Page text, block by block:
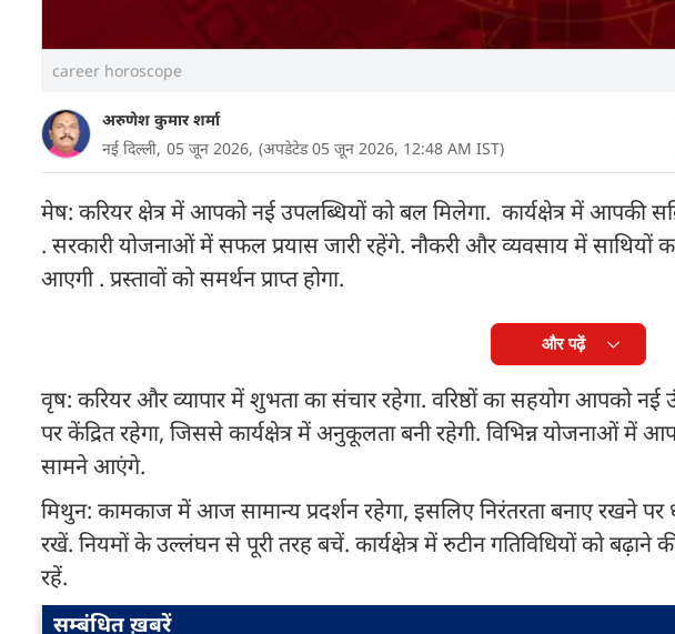
career horoscope
अरुणेश कुमार शर्मा
नई दिल्ली, 05 जून 2026, (अपडेटेड 05 जून 2026, 12:48 AM IST)
मेष: करियर क्षेत्र में आपको नई उपलब्धियों को बल मिलेगा. कार्यक्षेत्र में आपकी
. सरकारी योजनाओं में सफल प्रयास जारी रहेंगे. नौकरी और व्यवसाय में साथियों
आएगी . प्रस्तावों को समर्थन प्राप्त होगा.
और पढ़ें
वृष: करियर और व्यापार में शुभता का संचार रहेगा. वरिष्ठों का सहयोग आपको
पर केंद्रित रहेगा, जिससे कार्यक्षेत्र में अनुकूलता बनी रहेगी. विभिन्न योजनाओं में
सामने आएंगे.
मिथुन: कामकाज में आज सामान्य प्रदर्शन रहेगा, इसलिए निरंतरता बनाए रखने पर
रखें. नियमों के उल्लंघन से पूरी तरह बचें. कार्यक्षेत्र में रुटीन गतिविधियों को
रहें.
सम्बंधित ख़बरें